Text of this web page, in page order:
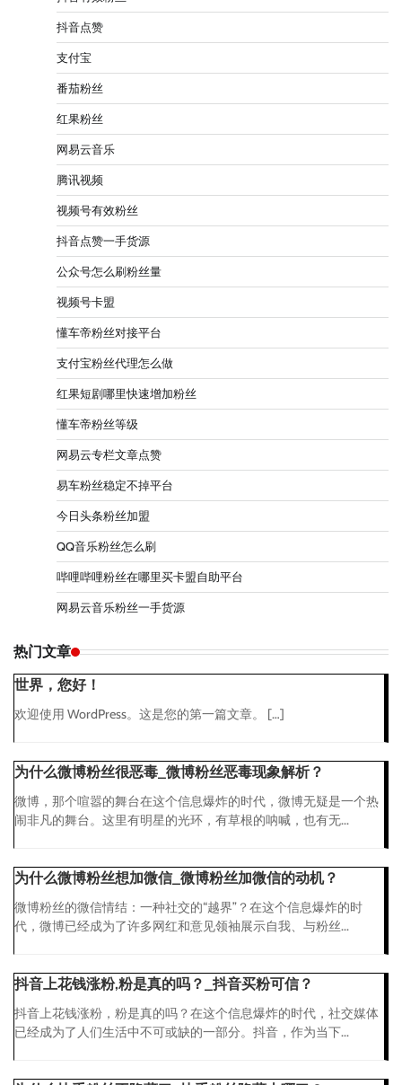
抖音点赞
支付宝
番茄粉丝
红果粉丝
网易云音乐
腾讯视频
视频号有效粉丝
抖音点赞一手货源
公众号怎么刷粉丝量
视频号卡盟
懂车帝粉丝对接平台
支付宝粉丝代理怎么做
红果短剧哪里快速增加粉丝
懂车帝粉丝等级
网易云专栏文章点赞
易车粉丝稳定不掉平台
今日头条粉丝加盟
QQ音乐粉丝怎么刷
哔哩哔哩粉丝在哪里买卡盟自助平台
网易云音乐粉丝一手货源
热门文章
世界，您好！
欢迎使用 WordPress。这是您的第一篇文章。 […]
为什么微博粉丝很恶毒_微博粉丝恶毒现象解析？
微博，那个喧嚣的舞台在这个信息爆炸的时代，微博无疑是一个热
闹非凡的舞台。这里有明星的光环，有草根的呐喊，也有无...
为什么微博粉丝想加微信_微博粉丝加微信的动机？
微博粉丝的微信情结：一种社交的“越界”？在这个信息爆炸的时
代，微博已经成为了许多网红和意见领袖展示自我、与粉丝...
抖音上花钱涨粉,粉是真的吗？_抖音买粉可信？
抖音上花钱涨粉，粉是真的吗？在这个信息爆炸的时代，社交媒体
已经成为了人们生活中不可或缺的一部分。抖音，作为当下...